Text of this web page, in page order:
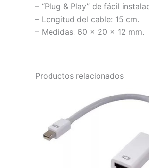
– “Plug & Play” de fácil
– Longitud del cable: 15 cm.
– Medidas: 60 x 20 x 12 mm.
Productos relacionados